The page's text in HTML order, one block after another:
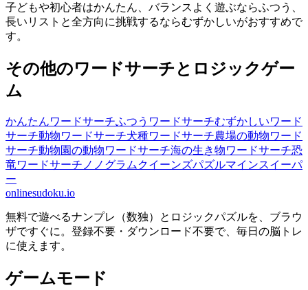
子どもや初心者はかんたん、バランスよく遊ぶならふつう、
長いリストと全方向に挑戦するならむずかしいがおすすめで
す。
その他のワードサーチとロジックゲー
ム
かんたんワードサーチふつうワードサーチむずかしいワード
サーチ動物ワードサーチ犬種ワードサーチ農場の動物ワード
サーチ動物園の動物ワードサーチ海の生き物ワードサーチ恐
竜ワードサーチ ノノグラムクイーンズパズルマインスイーパ
ー
onlinesudoku.io
無料で遊べるナンプレ（数独）とロジックパズルを、ブラウ
ザですぐに。登録不要・ダウンロード不要で、毎日の脳トレ
に使えます。
ゲームモード